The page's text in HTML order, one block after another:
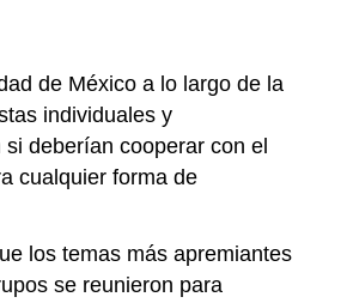
sonidos
renacidos
infantiles
realismo
occidental
de México a lo largo de la
individuales y
deberían cooperar con el
cualquier forma de
los temas más apremiantes
se reunieron para